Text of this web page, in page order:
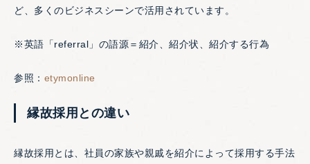
ど、多くのビジネスシーンで活用されています。
※英語「referral」の語源＝紹介、紹介状、紹介する行為
参照： etymonline
縁故採用との違い
縁故採用とは、社員の家族や親戚を紹介によって採用する手法